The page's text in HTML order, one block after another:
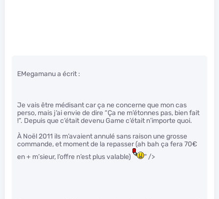
EMegamanu a écrit :
Je vais être médisant car ça ne concerne que mon cas
perso, mais j’ai envie de dire “Ça ne m’étonnes pas, bien fait
!”. Depuis que c’était devenu Game c’était n’importe quoi.
À Noël 2011 ils m’avaient annulé sans raison une grosse
commande, et moment de la repasser (ah bah ça fera 70€
en + m’sieur, l’offre n’est plus valable)
" />